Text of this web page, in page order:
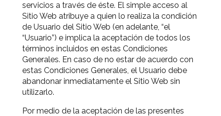
servicios a través de éste. El simple acceso al
Sitio Web atribuye a quien lo realiza la condición
de Usuario del Sitio Web (en adelante, “el
“Usuario”) e implica la aceptación de todos los
términos incluidos en estas Condiciones
Generales. En caso de no estar de acuerdo con
estas Condiciones Generales, el Usuario debe
abandonar inmediatamente el Sitio Web sin
utilizarlo.
Por medio de la aceptación de las presentes